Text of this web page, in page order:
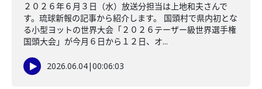
２０２６年６月３日（水）放送分担当は上地和夫さんで
す。琉球新報の記事から紹介します。 国頭村で県内初とな
る小型ヨットの世界大会「２０２６テーザー級世界選手権
国頭大会」が今月６日から１２日、オ...
2026.06.04|00:06:03